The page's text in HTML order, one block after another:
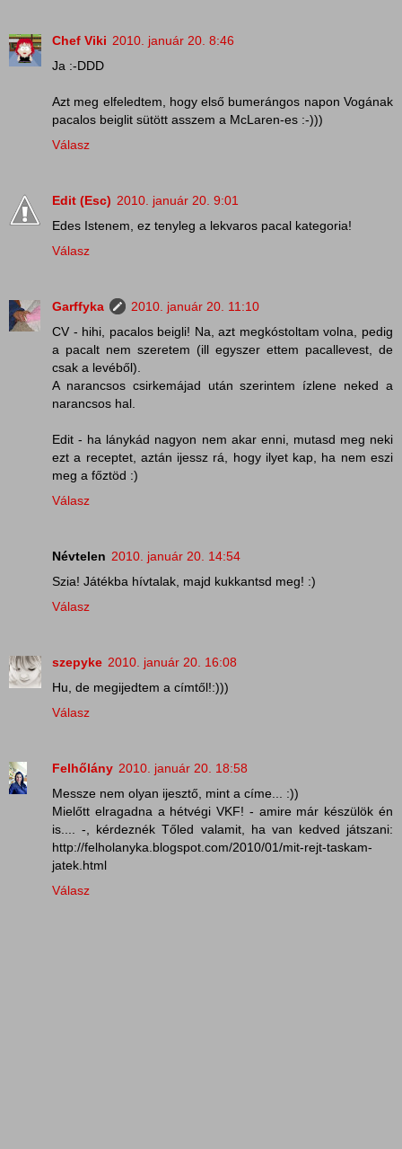
Chef Viki 2010. január 20. 8:46
Ja :-DDD
Azt meg elfeledtem, hogy első bumerángos napon Vogának
pacalos beiglit sütött asszem a McLaren-es :-)))
Válasz
Edit (Esc) 2010. január 20. 9:01
Edes Istenem, ez tenyleg a lekvaros pacal kategoria!
Válasz
Garffyka
2010. január 20. 11:10
CV - hihi, pacalos beigli! Na, azt megkóstoltam volna, pedig
a pacalt nem szeretem (ill egyszer ettem pacallevest, de
csak a levéből).
A narancsos csirkemájad után szerintem ízlene neked a
narancsos hal.
Edit - ha lánykád nagyon nem akar enni, mutasd meg neki
ezt a receptet, aztán ijessz rá, hogy ilyet kap, ha nem eszi
meg a főztöd :)
Válasz
Névtelen 2010. január 20. 14:54
Szia! Játékba hívtalak, majd kukkantsd meg! :)
Válasz
szepyke 2010. január 20. 16:08
Hu, de megijedtem a címtől!:)))
Válasz
Felhőlány 2010. január 20. 18:58
Messze nem olyan ijesztő, mint a címe... :))
Mielőtt elragadna a hétvégi VKF! - amire már készülök én
is.... -, kérdeznék Tőled valamit, ha van kedved játszani:
http://felholanyka.blogspot.com/2010/01/mit-rejt-taskam-
jatek.html
Válasz